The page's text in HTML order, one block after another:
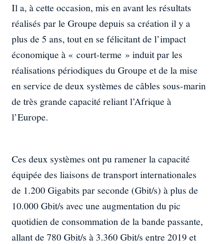
Il a, à cette occasion, mis en avant les résultats
réalisés par le Groupe depuis sa création il y a
plus de 5 ans, tout en se félicitant de l’impact
économique à « court-terme » induit par les
réalisations périodiques du Groupe et de la mise
en service de deux systèmes de câbles sous-marin
de très grande capacité reliant l’Afrique à
l’Europe.
Ces deux systèmes ont pu ramener la capacité
équipée des liaisons de transport internationales
de 1.200 Gigabits par seconde (Gbit/s) à plus de
10.000 Gbit/s avec une augmentation du pic
quotidien de consommation de la bande passante,
allant de 780 Gbit/s à 3.360 Gbit/s entre 2019 et